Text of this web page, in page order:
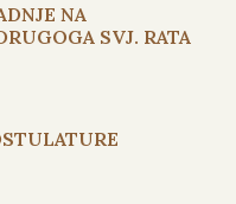
NA
SVJ. RATA